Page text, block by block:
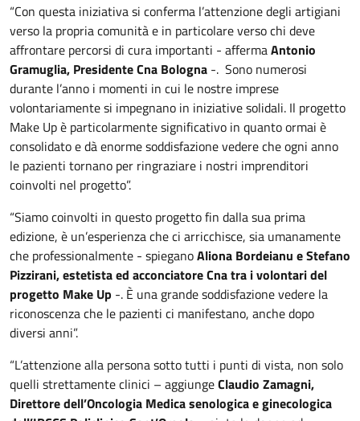
“Con questa iniziativa si conferma l’attenzione degli artigiani
verso la propria comunità e in particolare verso chi deve
affrontare percorsi di cura importanti - affermaAntonio
Gramuglia, Presidente Cna Bologna -. Sono numerosi
durante l’anno i momenti in cui le nostre imprese
volontariamente si impegnano in iniziative solidali. Il progetto
Make Up è particolarmente significativo in quanto ormai è
consolidato e dà enorme soddisfazione vedere che ogni anno
le pazienti tornano per ringraziare i nostri imprenditori
coinvolti nel progetto”.
“Siamo coinvolti in questo progetto fin dalla sua prima
edizione, è un’esperienza che ci arricchisce, sia umanamente
che professionalmente - spieganoAliona Bordeianu e Stefano
Pizzirani, estetista ed acconciatore Cna tra i volontari del
progetto Make Up -. È una grande soddisfazione vedere la
riconoscenza che le pazienti ci manifestano, anche dopo
diversi anni”.
“L’attenzione alla persona sotto tutti i punti di vista, non solo
quelli strettamente clinici – aggiungeClaudio Zamagni,
Direttore dell’Oncologia Medica senologica e ginecologica